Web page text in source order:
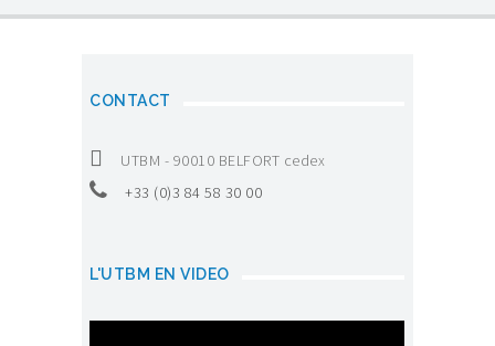
CONTACT
UTBM - 90010 BELFORT cedex
+33 (0)3 84 58 30 00
L'UTBM EN VIDEO